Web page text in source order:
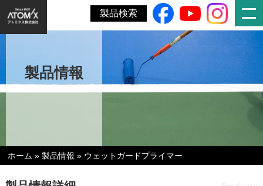
製品検索
製品情報
ホーム »製品情報 » ウェットガードプライマー